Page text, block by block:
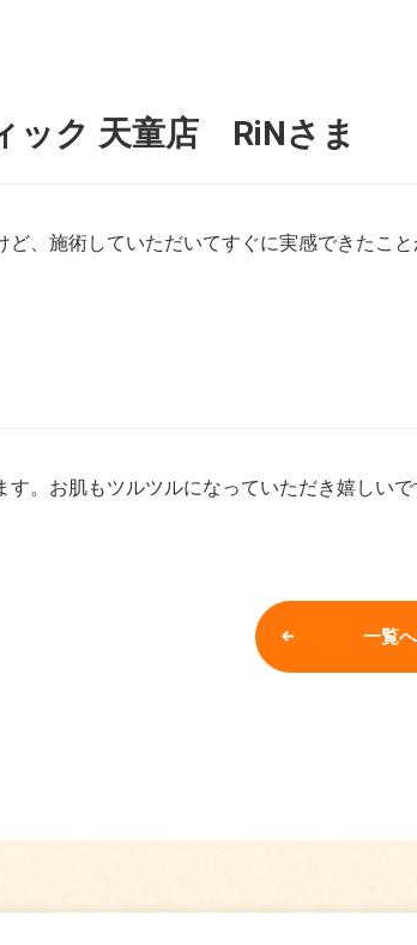
ック 天童店 RiNさま
ど、施術していただいてすぐに実感できたこ
す。お肌もツルツルになっていただき嬉しい
一覧